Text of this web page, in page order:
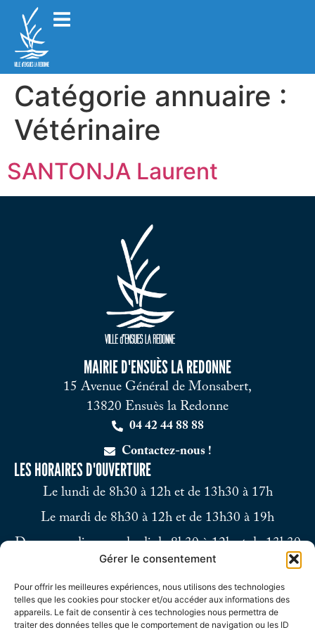
Gérer le consentement
Pour offrir les meilleures expériences, nous utilisons des technologies
telles que les cookies pour stocker et/ou accéder aux informations des
appareils. Le fait de consentir à ces technologies nous permettra de
traiter des données telles que le comportement de navigation ou les ID
Catégorie annuaire :
Vétérinaire
SANTONJA Laurent
MAIRIE D'ENSUÈS LA REDONNE
15 Avenue Général de Monsabert,
13820 Ensuès la Redonne
04 42 44 88 88
Contactez-nous !
LES HORAIRES D'OUVERTURE
Le lundi de 8h30 à 12h et de 13h30 à 17h
Le mardi de 8h30 à 12h et de 13h30 à 19h
Du mercredi au vendredi de 8h30 à 12h et de 13h30
Le samedi de 9h à 12h